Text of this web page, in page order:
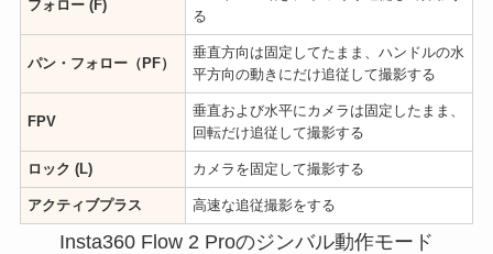
フォロー (F)
る
パン・フォロー（PF）
垂直方向は固定してたまま、ハンドルの水
平方向の動きにだけ追従して撮影する
FPV
垂直および水平にカメラは固定したまま、
回転だけ追従して撮影する
ロック (L) カメラを固定して撮影する
アクティブプラス 高速な追従撮影をする
Insta360 Flow 2 Proのジンバル動作モード